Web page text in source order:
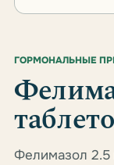
ГОРМОНАЛЬНЫЕ
Фелимазол 2.5